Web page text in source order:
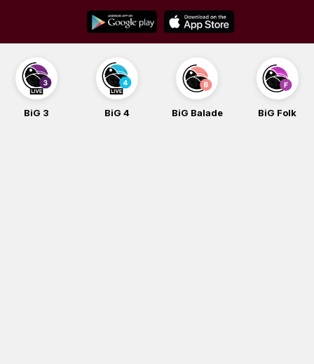
content
BiG 3 BiG 4 BiG Balade BiG Folk